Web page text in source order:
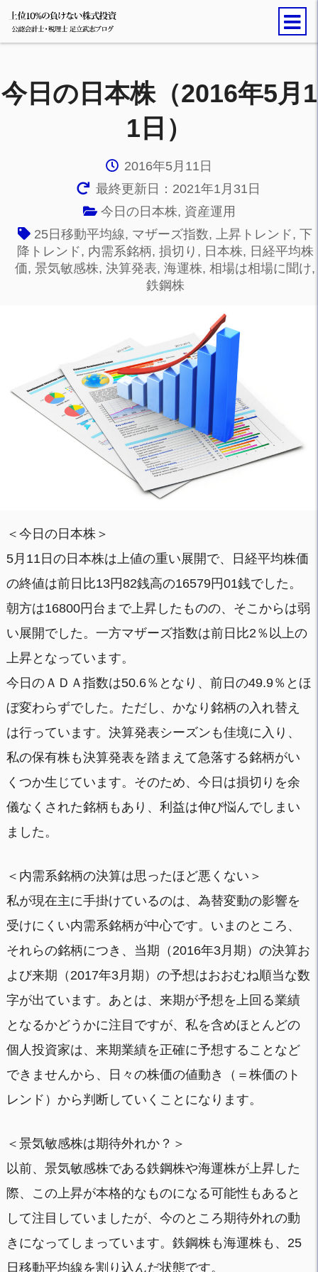
今日の日本株（2016年5月1
1日）
2016年5月11日
最終更新日：2021年1月31日
今日の日本株, 資産運用
25日移動平均線, マザーズ指数,上昇トレンド,下
降トレンド, 内需系銘柄, 損切り , 日本株, 日経平均株
価,景気敏感株,決算発表,海運株,相場は相場に聞け,
鉄鋼株
＜今日の日本株＞
5月11日の日本株は上値の重い展開で、日経平均株価
の終値は前日比13円82銭高の16579円01銭でした。
朝方は16800円台まで上昇したものの、そこからは弱
い展開でした。一方マザーズ指数は前日比2％以上の
上昇となっています。
今日のＡＤＡ指数は50.6％となり、前日の49.9％とほ
ぼ変わらずでした。ただし、かなり銘柄の入れ替え
は行っています。決算発表シーズンも佳境に入り、
私の保有株も決算発表を踏まえて急落する銘柄がい
くつか生じています。そのため、今日は損切りを余
儀なくされた銘柄もあり、利益は伸び悩んでしまい
ました。
＜内需系銘柄の決算は思ったほど悪くない＞
私が現在主に手掛けているのは、為替変動の影響を
受けにくい内需系銘柄が中心です。いまのところ、
それらの銘柄につき、当期（2016年3月期）の決算お
よび来期（2017年3月期）の予想はおおむね順当な数
字が出ています。あとは、来期が予想を上回る業績
となるかどうかに注目ですが、私を含めほとんどの
個人投資家は、来期業績を正確に予想することなど
できませんから、日々の株価の値動き（＝株価のト
レンド）から判断していくことになります。
＜景気敏感株は期待外れか？＞
以前、景気敏感株である鉄鋼株や海運株が上昇した
際、この上昇が本格的なものになる可能性もあると
して注目していましたが、今のところ期待外れの動
きになってしまっています。鉄鋼株も海運株も、25
日移動平均線を割り込んだ状態です。